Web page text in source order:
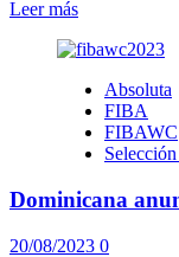
Leer másLeer
sobre
lidera
Dominicana
en
inicio
la
del
Absoluta
FIBA
FIBAWC
Dominicana
20/08/2023 0